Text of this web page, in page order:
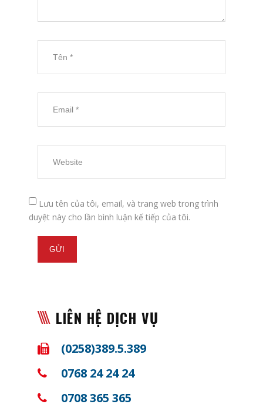
Lưu tên của tôi, email, và trang web trong trình
duyệt này cho lần bình luận kế tiếp của tôi.
LIÊN HỆ DỊCH VỤ
(0258)389.5.389
0768 24 24 24
0708 365 365